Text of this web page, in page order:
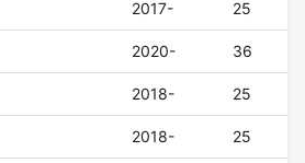
2017- 25
2020- 36
2018- 25
2018- 25